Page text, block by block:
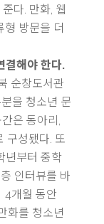
다. 만화, 웹
형 방문을 더
결해야 한다.
순창도서관
을 청소년 문
은 동아리,
구성됐다. 또
년부터 중학
인터뷰를 바
4개월 동안
화를 청소년